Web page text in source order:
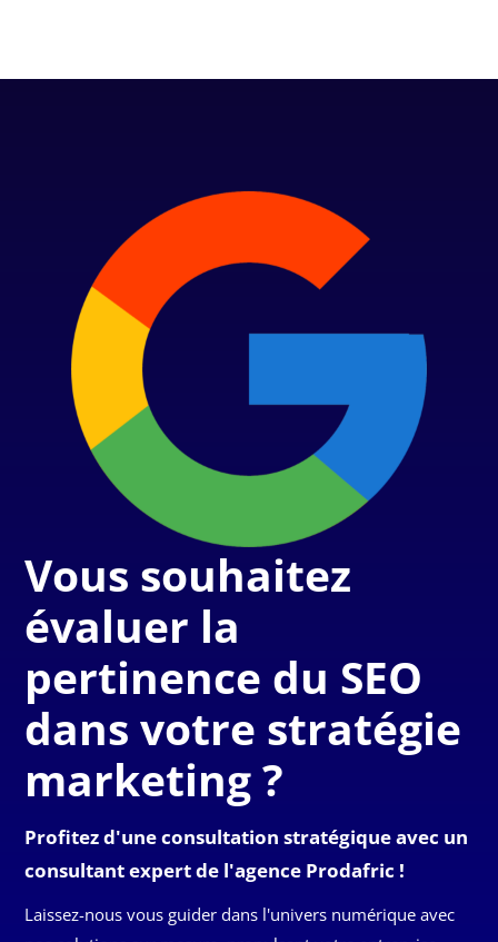
Vous souhaitez
évaluer la
pertinence du SEO
dans votre stratégie
marketing ?
Profitez d'une consultation stratégique avec un
consultant expert de l'agence Prodafric !
Laissez-nous vous guider dans l'univers numérique avec